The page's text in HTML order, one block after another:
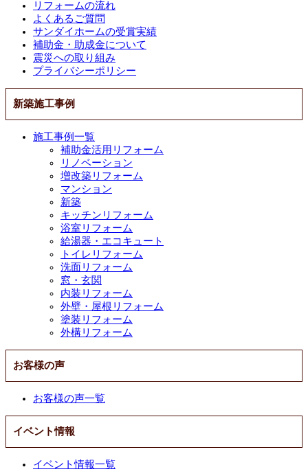
リフォームの流れ
よくあるご質問
サンダイホームの受賞実績
補助金・助成金について
震災への取り組み
プライバシーポリシー
新築施工事例
施工事例一覧
補助金活用リフォーム
リノベーション
増改築リフォーム
マンション
新築
キッチンリフォーム
浴室リフォーム
給湯器・エコキュート
トイレリフォーム
洗面リフォーム
窓・玄関
内装リフォーム
外壁・屋根リフォーム
塗装リフォーム
外構リフォーム
お客様の声
お客様の声一覧
イベント情報
イベント情報一覧